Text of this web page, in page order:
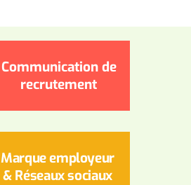
Communication de
recrutement
Marque employeur
& Réseaux sociaux